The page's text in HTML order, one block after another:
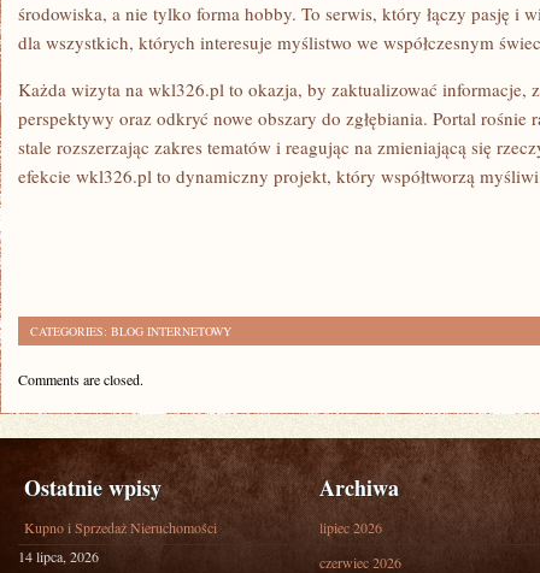
środowiska, a nie tylko forma hobby. To serwis, który łączy pasję i
dla wszystkich, których interesuje myślistwo we współczesnym
Każda wizyta na wkl326.pl to okazja, by zaktualizować informacje,
perspektywy oraz odkryć nowe obszary do zgłębiania. Portal rośnie
stale rozszerzając zakres tematów i reagując na zmieniającą się
efekcie wkl326.pl to dynamiczny projekt, który współtworzą
CATEGORIES: BLOG INTERNETOWY
Comments are closed.
Ostatnie wpisy
Kupno i Sprzedaż Nieruchomości
14 lipca, 2026
Archiwa
lipiec 2026
czerwiec 2026